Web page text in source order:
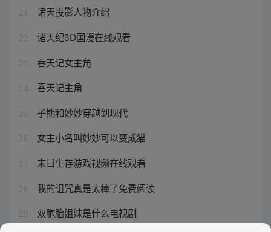
21 诸天投影人物介绍
22 诸天纪3D国漫在线观看
23 吞天记女主角
24 吞天记主角
25 子期和妙妙穿越到现代
26 女主小名叫妙妙可以变成猫
27 末日生存游戏视频在线观看
28 我的诅咒真是太棒了免费阅读
29
双胞胎姐妹是什么电视剧